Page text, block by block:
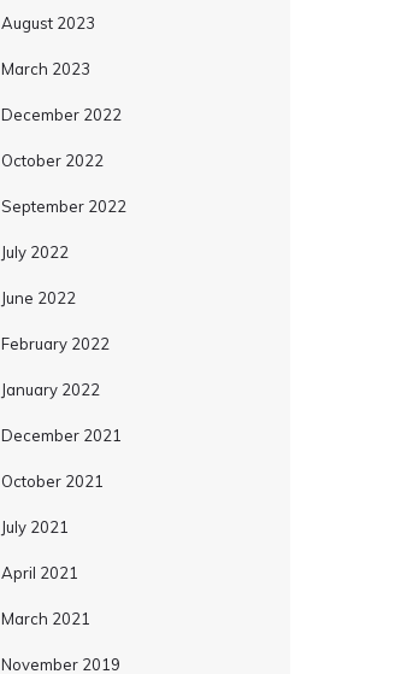
August 2023
March 2023
December 2022
October 2022
September 2022
July 2022
June 2022
February 2022
January 2022
December 2021
October 2021
July 2021
April 2021
March 2021
November 2019